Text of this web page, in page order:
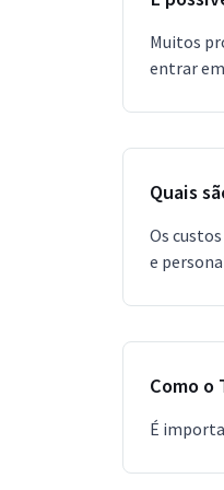
Muitos
entrar
Quais
Os
e
Como
É